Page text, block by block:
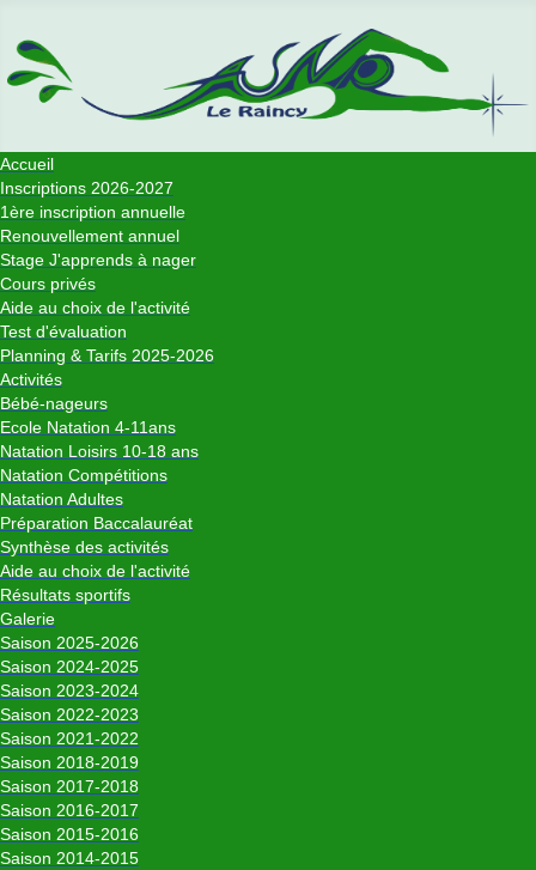
Accueil
Inscriptions 2026-2027
1ère inscription annuelle
Renouvellement annuel
Stage J'apprends à nager
Cours privés
Aide au choix de l'activité
Test d'évaluation
Planning & Tarifs 2025-2026
Activités
Bébé-nageurs
Ecole Natation 4-11ans
Natation Loisirs 10-18 ans
Natation Compétitions
Natation Adultes
Préparation Baccalauréat
Synthèse des activités
Aide au choix de l'activité
Résultats sportifs
Galerie
Saison 2025-2026
Saison 2024-2025
Saison 2023-2024
Saison 2022-2023
Saison 2021-2022
Saison 2018-2019
Saison 2017-2018
Saison 2016-2017
Saison 2015-2016
Saison 2014-2015